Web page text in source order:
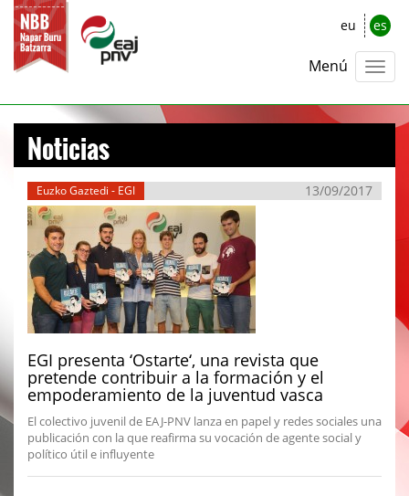
eu es
Menú
Noticias
Euzko Gaztedi - EGI 13/09/2017
EGI presenta ‘Ostarte‘, una revista que
pretende contribuir a la formación y el
empoderamiento de la juventud vasca
El colectivo juvenil de EAJ-PNV lanza en papel y redes sociales una
publicación con la que reafirma su vocación de agente social y
político útil e influyente